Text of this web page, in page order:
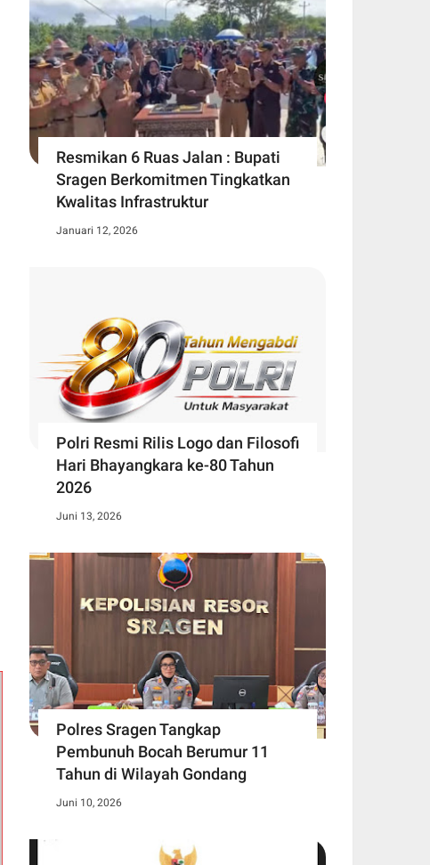
Resmikan 6 Ruas Jalan : Bupati
Sragen Berkomitmen Tingkatkan
Kwalitas Infrastruktur
Januari 12, 2026
Polri Resmi Rilis Logo dan Filosofi
Hari Bhayangkara ke-80 Tahun
2026
Juni 13, 2026
Polres Sragen Tangkap
Pembunuh Bocah Berumur 11
Tahun di Wilayah Gondang
Juni 10, 2026